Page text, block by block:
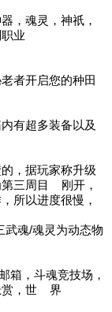
，魂灵，神祇，
业
者开启您的种田
有超多装备以及
，据玩家称升级
第三周目 刚开，
所以进度很慢，
武魂/魂灵为动态物
箱，斗魂竞技场，
赏，世 界